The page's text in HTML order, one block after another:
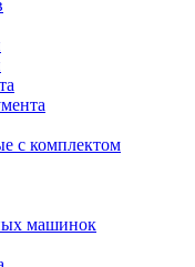
с комплектом
машинок